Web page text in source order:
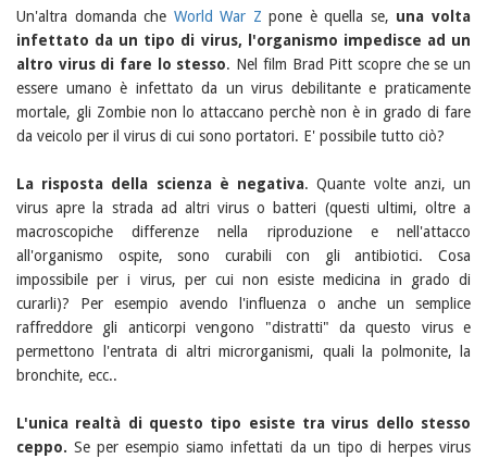
Un'altra domanda che World War Z pone è quella se, una volta
infettato da un tipo di virus, l'organismo impedisce ad un
altro virus di fare lo stesso. Nel film Brad Pitt scopre che se un
essere umano è infettato da un virus debilitante e praticamente
mortale, gli Zombie non lo attaccano perchè non è in grado di fare
da veicolo per il virus di cui sono portatori. E' possibile tutto ciò?
La risposta della scienza è negativa. Quante volte anzi, un
virus apre la strada ad altri virus o batteri (questi ultimi, oltre a
macroscopiche differenze nella riproduzione e nell'attacco
all'organismo ospite, sono curabili con gli antibiotici. Cosa
impossibile per i virus, per cui non esiste medicina in grado di
curarli)? Per esempio avendo l'influenza o anche un semplice
raffreddore gli anticorpi vengono "distratti" da questo virus e
permettono l'entrata di altri microrganismi, quali la polmonite, la
bronchite, ecc..
L'unica realtà di questo tipo esiste tra virus dello stesso
ceppo.Se per esempio siamo infettati da un tipo di herpes virus